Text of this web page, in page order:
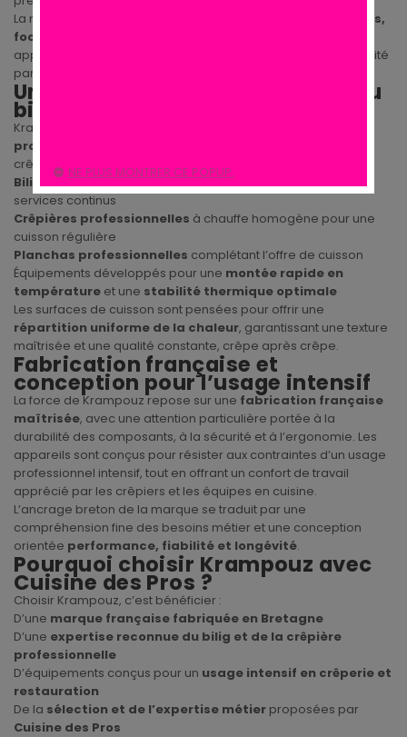
La marque s’adresse aux
crêperies, restaurants, traiteurs,
food trucks et établissements CHR
appareils de cuisson fiables, capables d’assurer une régularité
parfaite sur des services intensifs.
Une expertise bretonne dédiée au
bilig professionnel
Krampouz est particulièrement reconnue pour ses
professionnels
crêpiers :
Biligs traditionnelspour galettes et crêpes, adaptés aux
services continus
Crêpières professionnelles à chauffe homogène pour une
cuisson régulière
Planchas professionnelles complétant l’offre de cuisson
Équipements développés pour une montée rapide en
température et une stabilité thermique optimale
Les surfaces de cuisson sont pensées pour offrir une
répartition uniforme de la chaleur, garantissant une texture
maîtrisée et une qualité constante, crêpe après crêpe.
Fabrication française et
conception pour l’usage intensif
La force de Krampouz repose sur une fabrication française
maîtrisée, avec une attention particulière portée à la
durabilité des composants, à la sécurité et à l’ergonomie. Les
appareils sont conçus pour résister aux contraintes d’un usage
professionnel intensif, tout en offrant un confort de travail
apprécié par les crêpiers et les équipes en cuisine.
L’ancrage breton de la marque se traduit par une
compréhension fine des besoins métier et une conception
orientée performance, fiabilité et longévité.
Pourquoi choisir Krampouz avec
Cuisine des Pros ?
Choisir Krampouz, c’est bénéficier :
D’une marque française fabriquée en Bretagne
D’une expertise reconnue du bilig et de la crêpière
professionnelle
D’équipements conçus pour un usage intensif en crêperie et
restauration
De la sélection et de l’expertise métier proposées par
Cuisine des Pros
NE PLUS MONTRER CE POPUP.